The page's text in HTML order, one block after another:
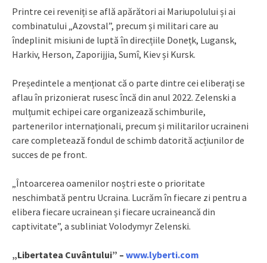
Printre cei reveniți se află apărători ai Mariupolului și ai
combinatului „Azovstal”, precum și militari care au
îndeplinit misiuni de luptă în direcțiile Donețk, Lugansk,
Harkiv, Herson, Zaporijjia, Sumî, Kiev și Kursk.
Președintele a menționat că o parte dintre cei eliberați se
aflau în prizonierat rusesc încă din anul 2022. Zelenski a
mulțumit echipei care organizează schimburile,
partenerilor internaționali, precum și militarilor ucraineni
care completează fondul de schimb datorită acțiunilor de
succes de pe front.
„Întoarcerea oamenilor noștri este o prioritate
neschimbată pentru Ucraina. Lucrăm în fiecare zi pentru a
elibera fiecare ucrainean și fiecare ucraineancă din
captivitate”, a subliniat Volodymyr Zelenski.
„Libertatea Cuvântului” – www.lyberti.com